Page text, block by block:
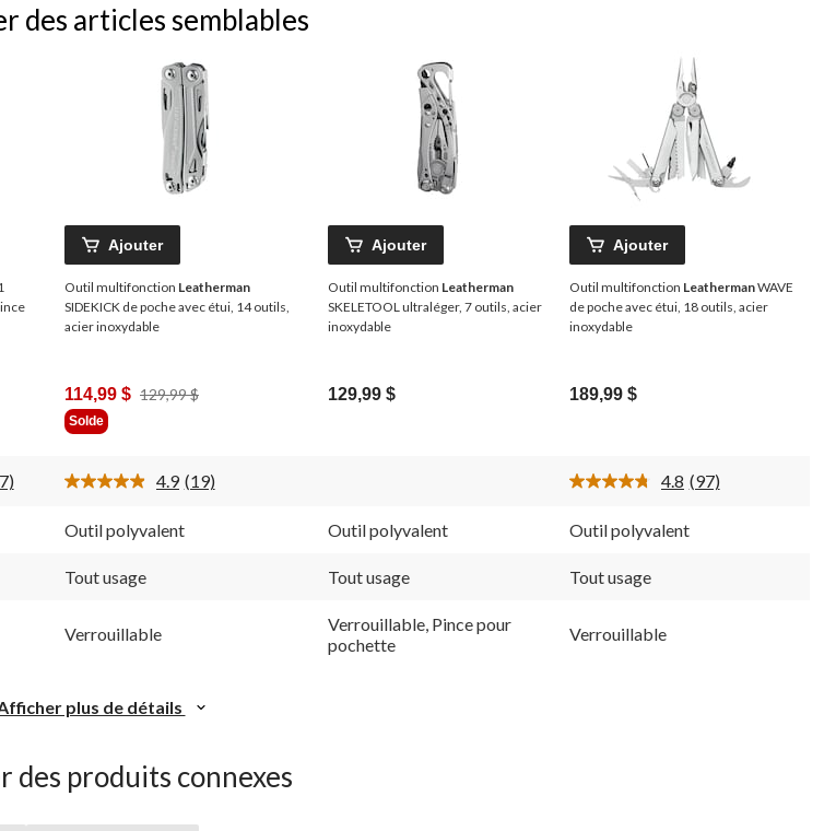
des articles semblables
Ajouter
Outil multifonction Leatherman
SIDEKICK de poche avec étui, 14 outils,
acier inoxydable
114,99 $ 129,99 $Prix
Solde
Ajouter
Outil multifonction Leatherman
SKELETOOL ultraléger, 7 outils, acier
inoxydable
129,99 $
Ajouter
Outil multifonction LeathermanWAVE
de poche avec étui, 18 outils, acier
inoxydable
189,99 $
4.9 Lire
19
commentaires.
(19) 4.8 Lire
97
commentaires.
(97)
Outil polyvalent Outil polyvalent Outil polyvalent
Tout usage Tout usage Tout usage
Verrouillable
Verrouillable, Pince pour
pochette
Verrouillable
plus de détails
des produits connexes